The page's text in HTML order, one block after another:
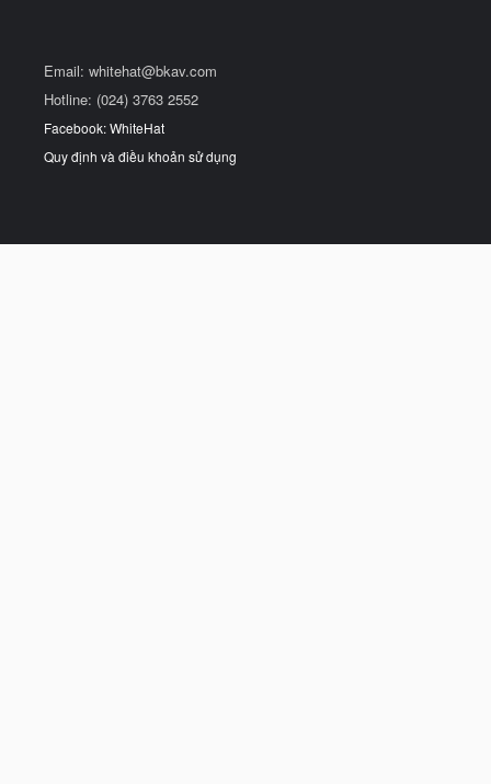
Email: whitehat@bkav.com
Hotline: (024) 3763 2552
Facebook: WhiteHat
Quy định và điều khoản sử dụng